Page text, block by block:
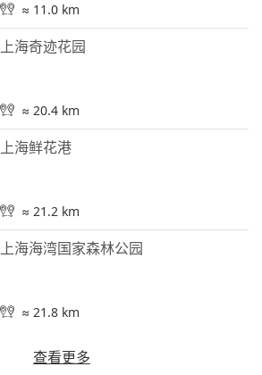
≈ 11.0 km
上海奇迹花园
≈ 20.4 km
上海鲜花港
≈ 21.2 km
上海海湾国家森林公园
≈ 21.8 km
查看更多